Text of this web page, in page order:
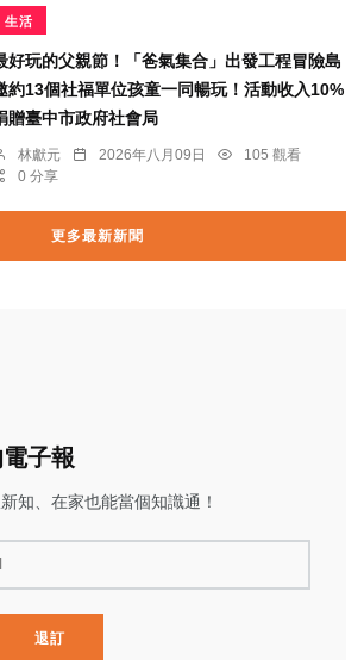
生活
好玩的父親節！「爸氣集合」出發工程冒險島
約13個社福單位孩童一同暢玩！活動收入10%
贈臺中市政府社會局
林獻元 2026年八月09日
105 觀看
0 分享
更多最新新聞
子報
知、在家也能當個知識通！
退訂